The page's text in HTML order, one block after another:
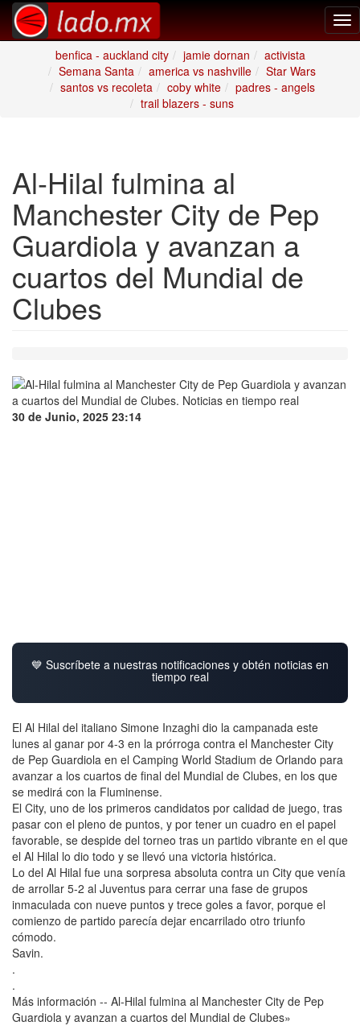
benfica - auckland city
jamie dornan
activista
Semana Santa
america vs nashville
Star Wars
santos vs recoleta
coby white
padres - angels
trail blazers - suns
Al-Hilal fulmina al
Manchester City de Pep
Guardiola y avanzan a
cuartos del Mundial de
Clubes
30 de Junio, 2025 23:14
💙 Suscríbete a nuestras notificaciones y obtén noticias en
tiempo real
El Al Hilal del italiano Simone Inzaghi dio la campanada este
lunes al ganar por 4-3 en la prórroga contra el Manchester City
de Pep Guardiola en el Camping World Stadium de Orlando para
avanzar a los cuartos de final del Mundial de Clubes, en los que
se medirá con la Fluminense.
El City, uno de los primeros candidatos por calidad de juego, tras
pasar con el pleno de puntos, y por tener un cuadro en el papel
favorable, se despide del torneo tras un partido vibrante en el que
el Al Hilal lo dio todo y se llevó una victoria histórica.
Lo del Al Hilal fue una sorpresa absoluta contra un City que venía
de arrollar 5-2 al Juventus para cerrar una fase de grupos
inmaculada con nueve puntos y trece goles a favor, porque el
comienzo de partido parecía dejar encarrilado otro triunfo
cómodo.
Savin.
.
.
Más información -- Al-Hilal fulmina al Manchester City de Pep
Guardiola y avanzan a cuartos del Mundial de Clubes»